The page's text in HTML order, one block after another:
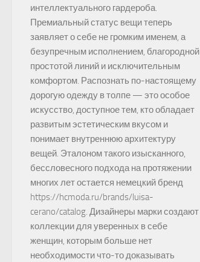
интеллектуального гардероба.
Премиальный статус вещи теперь
заявляет о себе не громким именем, а
безупречным исполнением, благородной
простотой линий и исключительным
комфортом. Распознать по-настоящему
дорогую одежду в толпе — это особое
искусство, доступное тем, кто обладает
развитым эстетическим вкусом и
понимает внутреннюю архитектуру
вещей. Эталоном такого изысканного,
бессловесного подхода на протяжении
многих лет остается немецкий бренд
https://hcmoda.ru/brands/luisa-
cerano/catalog. Дизайнеры марки создают
коллекции для уверенных в себе
женщин, которым больше нет
необходимости что-то доказывать